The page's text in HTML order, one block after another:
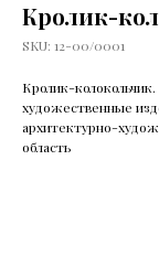
Кролик-
SKU: 12-00/0001
Кролик-
художественные
архитектурно-
область